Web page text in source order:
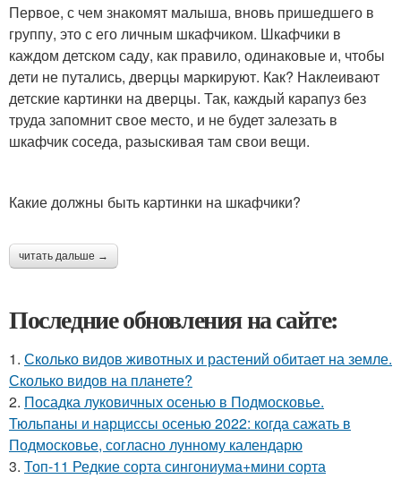
Первое, с чем знакомят малыша, вновь пришедшего в
группу, это с его личным шкафчиком. Шкафчики в
каждом детском саду, как правило, одинаковые и, чтобы
дети не путались, дверцы маркируют. Как? Наклеивают
детские картинки на дверцы. Так, каждый карапуз без
труда запомнит свое место, и не будет залезать в
шкафчик соседа, разыскивая там свои вещи.
Какие должны быть картинки на шкафчики?
читать дальше →
Последние обновления на сайте:
1. Сколько видов животных и растений обитает на земле.
Сколько видов на планете?
2. Посадка луковичных осенью в Подмосковье.
Тюльпаны и нарциссы осенью 2022: когда сажать в
Подмосковье, согласно лунному календарю
3. Топ-11 Редкие сорта сингониума+мини сорта